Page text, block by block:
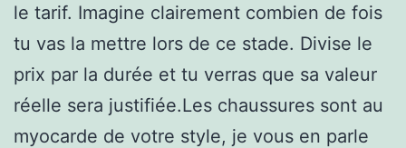
le tarif. Imagine clairement combien de fois
tu vas la mettre lors de ce stade. Divise le
prix par la durée et tu verras que sa valeur
réelle sera justifiée.Les chaussures sont au
myocarde de votre style, je vous en parle